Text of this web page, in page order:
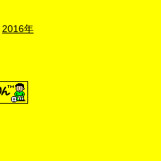
2016年